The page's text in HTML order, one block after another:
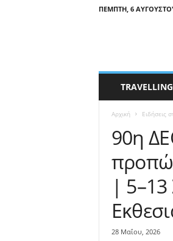
ΠΈΜΠΤΗ, 6
a
Αρχική Ειδήσεις
90η
| 5–13
28 Μαΐου, 2026